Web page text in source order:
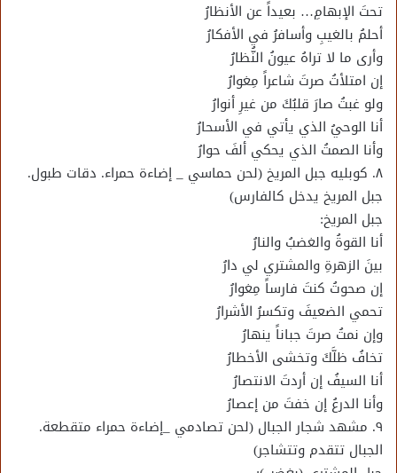
تحتَ الإبهامِ… بعيداً عن الأنظارُ
أحلمُ بالغيبِ وأسافرُ في الأفكارُ
وأرى ما لا تراهُ عيونُ النُّظارُ
إن امتلأتُ صرتَ شاعراً مِغوارُ
ولو غبتُ صارَ قلبُكَ من غيرِ أنوارُ
أنا الوحيُ الذي يأتي في الأسحارُ
وأنا الصمتُ الذي يحكي ألفَ حوارُ
٨. كوبليه جبل المريخ (لحن حماسي _ إضاءة حمراء. دقات طبول.
جبل المريخ يدخل كالفارس)
جبل المريخ:
أنا القوةُ والغضبُ والنارُ
بينَ الزهرةِ والمشتري لي دارُ
إن صحوتُ كنتَ فارساً مِغوارُ
تحمي الضعيفَ وتكسرُ الأشرارُ
وإن نمتُ صرتَ جباناً ينهارُ
تخافُ ظلَّكَ وتخشى الأخطارُ
أنا السيفُ إن أردتَ الانتصارُ
وأنا الدرعُ إن خفتَ من إعصارُ
٩. مشهد شجار الجبال (لحن تصادمي _إضاءة حمراء متقطعة.
الجبال تتقدم وتتشاجر)